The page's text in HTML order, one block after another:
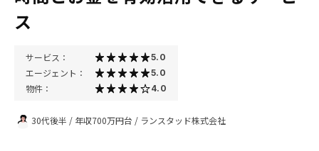
ス
サービス： 5.0
エージェント： 5.0
物件： 4.0
30代後半 / 年収700万円台 / ランスタッド株式会社